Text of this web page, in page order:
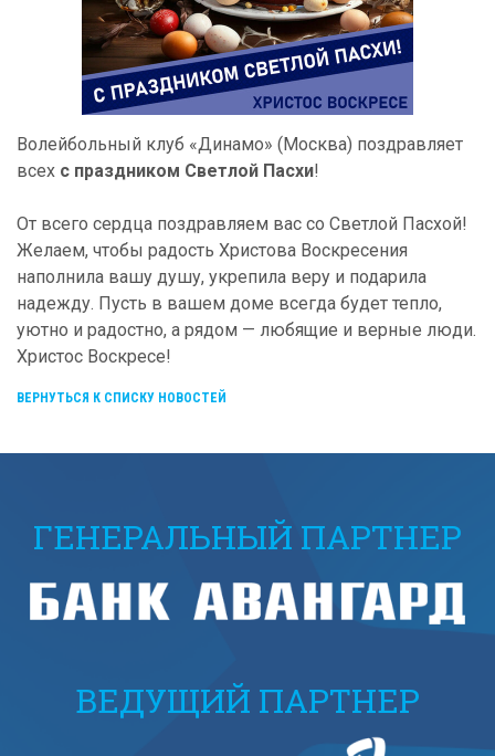
Волейбольный клуб «Динамо» (Москва) поздравляет
всех с праздником Светлой Пасхи!
От всего сердца поздравляем вас со Светлой Пасхой!
Желаем, чтобы радость Христова Воскресения
наполнила вашу душу, укрепила веру и подарила
надежду. Пусть в вашем доме всегда будет тепло,
уютно и радостно, а рядом — любящие и верные люди.
Христос Воскресе!
ВЕРНУТЬСЯ К СПИСКУ НОВОСТЕЙ
ГЕНЕРАЛЬНЫЙ ПАРТНЕР
ВЕДУЩИЙ ПАРТНЕР